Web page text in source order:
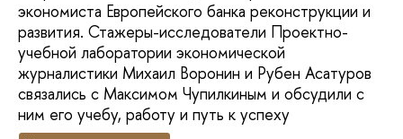
экономиста Европейского банка реконструкции и
развития. Стажеры-исследователи Проектно-
учебной лаборатории экономической
журналистики Михаил Воронин и Рубен Асатуров
связались с Максимом Чупилкиным и обсудили с
ним его учебу, работу и путь к успеху